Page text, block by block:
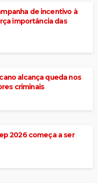
de incentivo à
importância das
alcança queda nos
criminais
2026 começa a ser